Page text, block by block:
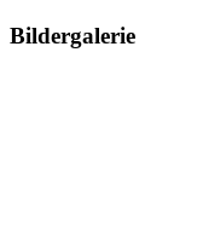
Bildergalerie